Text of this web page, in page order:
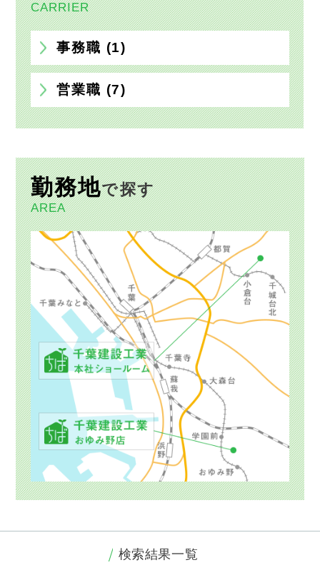
CARRIER
事務職 (1)
営業職 (7)
AREA
勤務地で探す
検索結果一覧